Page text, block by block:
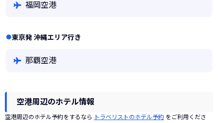
福岡空港
東京発 沖縄エリア行き
那覇空港
空港周辺のホテル情報
空港周辺のホテル予約をするなら トラベリストのホテル予約 をご利用くださ